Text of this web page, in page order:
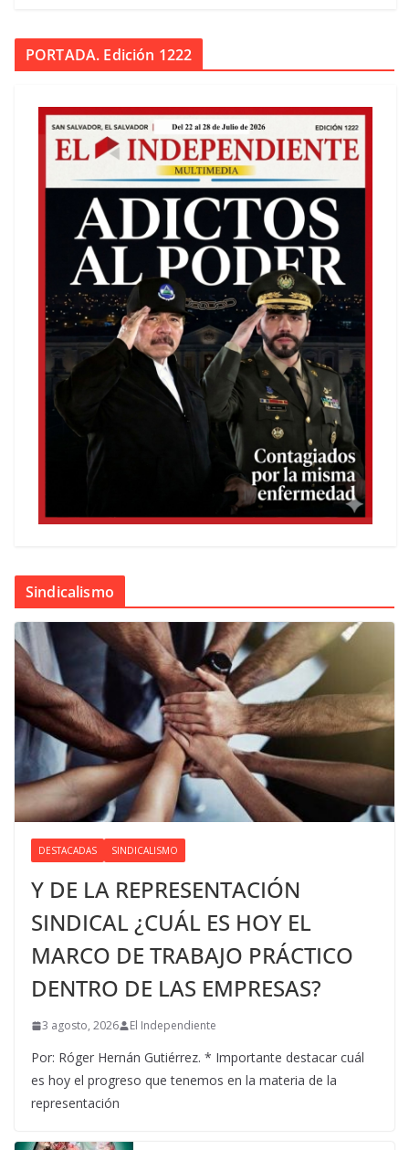
PORTADA. Edición 1222
Sindicalismo
DESTACADAS SINDICALISMO
Y DE LA REPRESENTACIÓN
SINDICAL ¿CUÁL ES HOY EL
MARCO DE TRABAJO PRÁCTICO
DENTRO DE LAS EMPRESAS?
3 agosto, 2026 El Independiente
Por: Róger Hernán Gutiérrez. * Importante destacar cuál
es hoy el progreso que tenemos en la materia de la
representación